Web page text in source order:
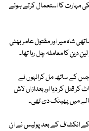
مہارت کا استعمال کرتے ہوئے
شاہ میر اور مقتول عامر بھٹی
دین کا معاملہ چل رہا تھا۔
جس کے ساتھ مل کرانہوں نے
کر قتل کر دیا اوربعدازاں لاش
میں پھینک دی تھی۔
انکشاف کے بعد پولیس نے ان